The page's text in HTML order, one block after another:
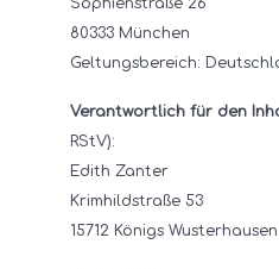
80333 München
Geltungsbereich:
Verantwortlich für den
RStV):
Edith Zanter
Krimhildstraße 53
15712 Königs Wusterhausen